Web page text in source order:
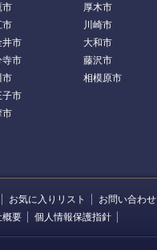
市
市
井市
寺市
市
子市
市
厚木市
川崎市
大和市
藤沢市
相模原市
お気に入りリスト お問い合わせ
概要 個人情報保護指針